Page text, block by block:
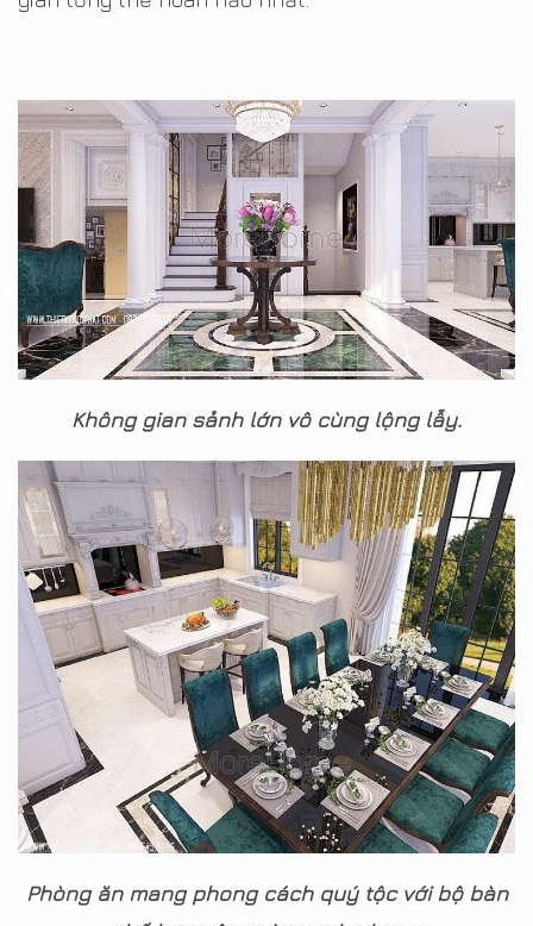
Không gian sảnh lớn vô cùng lộng lẫy.
Phòng ăn mang phong cách quý tộc với bộ bàn